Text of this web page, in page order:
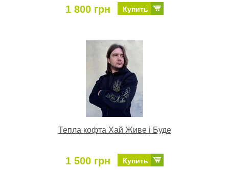
1 800 грн Купить
Тепла кофта Хай Живе і Буде
1 500 грн Купить